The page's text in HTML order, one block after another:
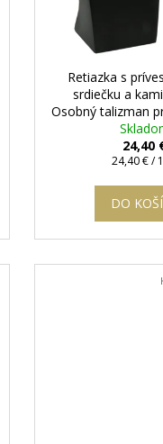
Retiazka s
srdiečku a
Osobný talizman
+
24,40
24,40 € /
DO